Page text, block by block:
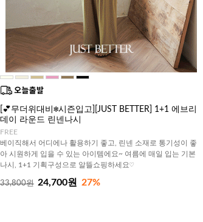
[💕무더위대비❄️시즌입고][JUST BETTER] 1+1 에브리
데이 라운드 린넨나시
FREE
베이직해서 어디에나 활용하기 좋고, 린넨 소재로 통기성이 좋
아 시원하게 입을 수 있는 아이템에요~ 여름에 매일 입는 기본
나시, 1+1 기획구성으로 알뜰쇼핑하세요♡
33,800원 24,700원 27%